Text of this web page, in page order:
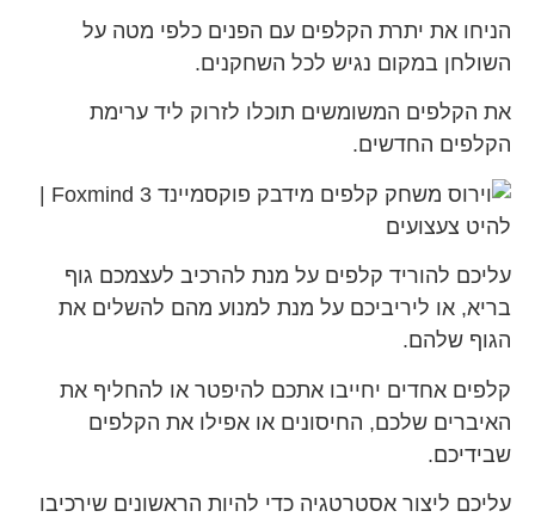
הניחו את יתרת הקלפים עם הפנים כלפי מטה על
השולחן במקום נגיש לכל השחקנים.
את הקלפים המשומשים תוכלו לזרוק ליד ערימת
הקלפים החדשים.
עליכם להוריד קלפים על מנת להרכיב לעצמכם גוף
בריא, או ליריביכם על מנת למנוע מהם להשלים את
הגוף שלהם.
קלפים אחדים יחייבו אתכם להיפטר או להחליף את
האיברים שלכם, החיסונים או אפילו את הקלפים
שבידיכם.
עליכם ליצור אסטרטגיה כדי להיות הראשונים שירכיבו